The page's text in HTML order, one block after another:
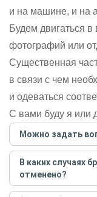
и на машине, и на
Будем двигаться
фотографий или
Существенная
в связи с чем
и одеваться
С вами буду я или
Можно задать
Достаточно
написать гиду.
согласуйте с
этого бронируйте
В каких случаях
отменено?
Только в случае